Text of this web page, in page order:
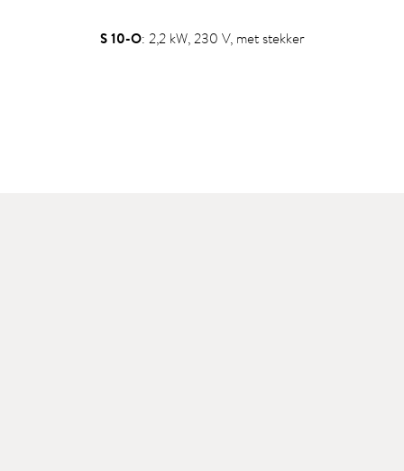
S 10-O: 2,2 kW, 230 V, met stekker